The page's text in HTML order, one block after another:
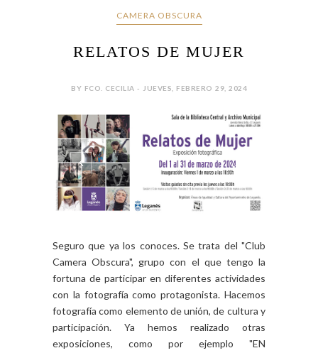
CAMERA OBSCURA
RELATOS DE MUJER
BY FCO. CECILIA - JUEVES, FEBRERO 29, 2024
Seguro que ya los conoces. Se trata del "Club
Camera Obscura", grupo con el que tengo la
fortuna de participar en diferentes actividades
con la fotografía como protagonista. Hacemos
fotografía como elemento de unión, de cultura y
participación. Ya hemos realizado otras
exposiciones, como por ejemplo "EN